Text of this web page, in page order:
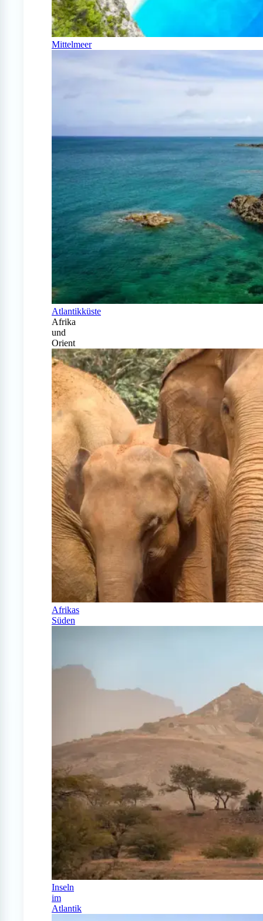
Mittelmeer
Atlantikküste
Afrika
und
Orient
Afrikas
Süden
Inseln
im
Atlantik